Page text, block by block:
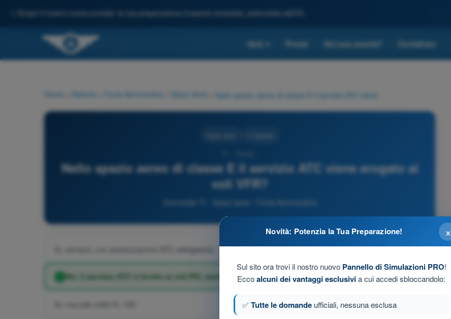
Scopri il nostro nuovo portale: la tua preparazione d'esame completa, potenziata dall'IA
Quiz Prezzi Sei una scuola? Contattaci
Home Materie Fonia Aeronautica Spazi aerei
Nello spazio aereo di classe E il servizio ATC viene erogato ai
voli VFR?
Domanda 71 - Spazi aerei - Fonia Aeronautica
Sì, sempre, con autorizzazione ATC obbligatoria.
No; il servizio ATC è fornito ai voli IFR, mentre i VFR ricevono FIS per quanto possibile.
×
Novità: Potenzia la Tua Preparazione!
Sul sito ora trovi il nostro nuovo Pannello di Simulazioni PRO!
Eccoalcuni dei vantaggi esclusivia cui accedi sbloccandolo:
✅Tutte le domande ufficiali, nessuna esclusa